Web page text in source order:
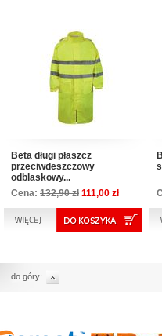
Beta długi płaszcz
przeciwdeszczowy
odblaskowy...
Cena: 132,90 zł 111,00 zł
do góry: